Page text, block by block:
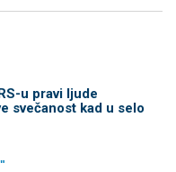
u pravi ljude
svečanost kad u selo